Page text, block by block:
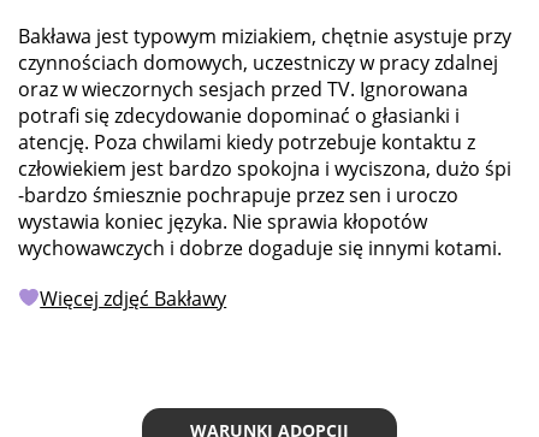
Bakława jest typowym miziakiem, chętnie asystuje przy
czynnościach domowych, uczestniczy w pracy zdalnej
oraz w wieczornych sesjach przed TV. Ignorowana
potrafi się zdecydowanie dopominać o głasianki i
atencję. Poza chwilami kiedy potrzebuje kontaktu z
człowiekiem jest bardzo spokojna i wyciszona, dużo śpi
-bardzo śmiesznie pochrapuje przez sen i uroczo
wystawia koniec języka. Nie sprawia kłopotów
wychowawczych i dobrze dogaduje się innymi kotami.
Więcej zdjęć Bakławy
WARUNKI ADOPCJI